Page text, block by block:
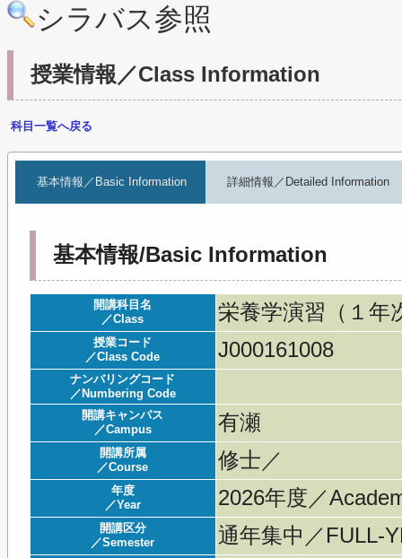
シラバス参照
授業情報／Class Information
科目一覧へ戻る
基本情報／Basic Information 詳細情報／Detailed Information
基本情報/Basic Information
開講科目名
／Class
栄養学演習（１年
授業コード
／Class Code
J000161008
ナンバリングコード
／Numbering Code
開講キャンパス
／Campus
有瀬
開講所属
／Course
修士／
年度
／Year
2026年度／
開講区分
／Semester
通年集中／FULL-